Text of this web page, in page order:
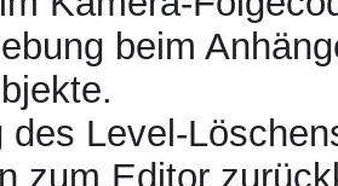
beim
des Level-
zum Editor